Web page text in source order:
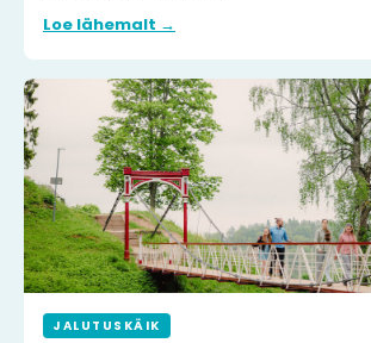
Loe lähemalt →
JALUTUSKÄIK